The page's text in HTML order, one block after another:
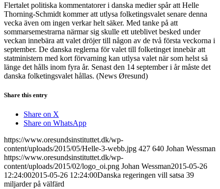
Flertalet politiska kommentatorer i danska medier spår att Helle
Thorning-Schmidt kommer att utlysa folketingsvalet senare denna
vecka även om ingen verkar helt säker. Med tanke på att
sommarsemestrarna närmar sig skulle ett uteblivet besked under
veckan innebära att valet dröjer till någon av de två första veckorna i
september. De danska reglerna för valet till folketinget innebär att
statministern med kort förvarning kan utlysa valet när som helst så
länge det hålls inom fyra år. Senast den 14 september i år måste det
danska folketingsvalet hållas. (News Øresund)
Share this entry
Share on X
Share on WhatsApp
https://www.oresundsinstituttet.dk/wp-
content/uploads/2015/05/Helle-3-webb.jpg 427 640 Johan Wessman
https://www.oresundsinstituttet.dk/wp-
content/uploads/2015/02/logo_oi.png Johan Wessman2015-05-26
12:24:002015-05-26 12:24:00Danska regeringen vill satsa 39
miljarder på välfärd